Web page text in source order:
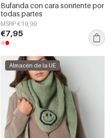
Bufanda con cara sonriente por
todas partes
MSRP €19,99
€7,95
Almacén de la UE